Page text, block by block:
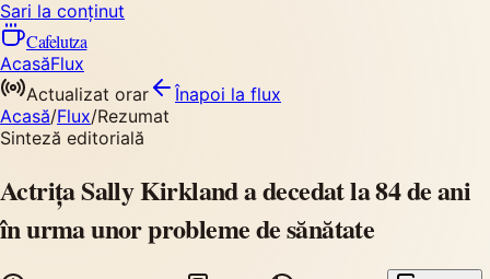
Sari la conținut
Cafelutza
AcasăFlux
Actualizat orar
Înapoi la flux
Acasă/Flux/Rezumat
Sinteză editorială
Actrița Sally Kirkland a decedat la 84 de ani
în urma unor probleme de sănătate